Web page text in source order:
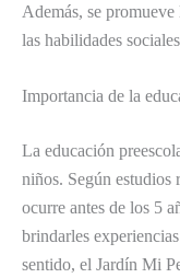
Además, se
las habilidades
Importancia de la
La educación
niños. Según estudios
ocurre antes de los 5
brindarles
sentido, el Jardín Mi